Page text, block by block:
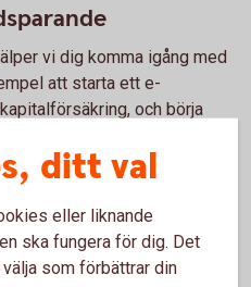
vi dig komma igång med
att starta ett e-
och börja
köpa fonder enligt rådet
på saken så gäller rådet
ditt val
eller liknande
ska fungera för dig. Det
som förbättrar din